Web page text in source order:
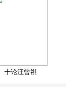
十论汪曾祺